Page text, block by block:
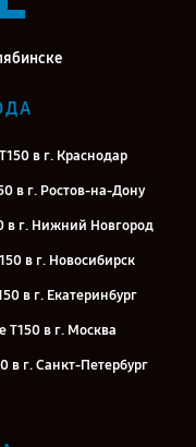
в г. Краснодар
в г. Ростов-на-Дону
в г. Нижний Новгород
в г. Новосибирск
в г. Екатеринбург
T150 в г. Москва
в г. Санкт-Петербург